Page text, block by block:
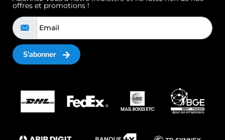
offres et promotions !
S'abonner